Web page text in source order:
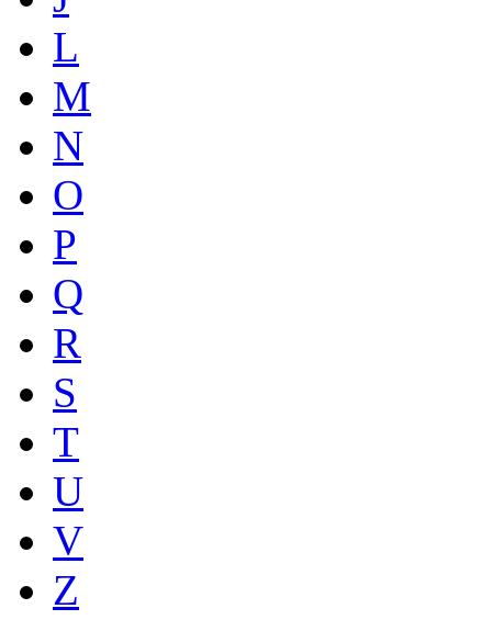
L
M
N
O
P
Q
R
S
T
U
V
Z